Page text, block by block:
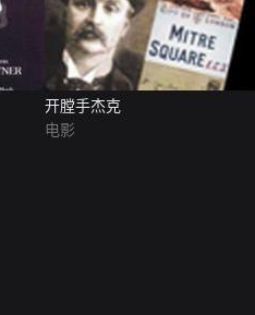
开膛手杰克
电影